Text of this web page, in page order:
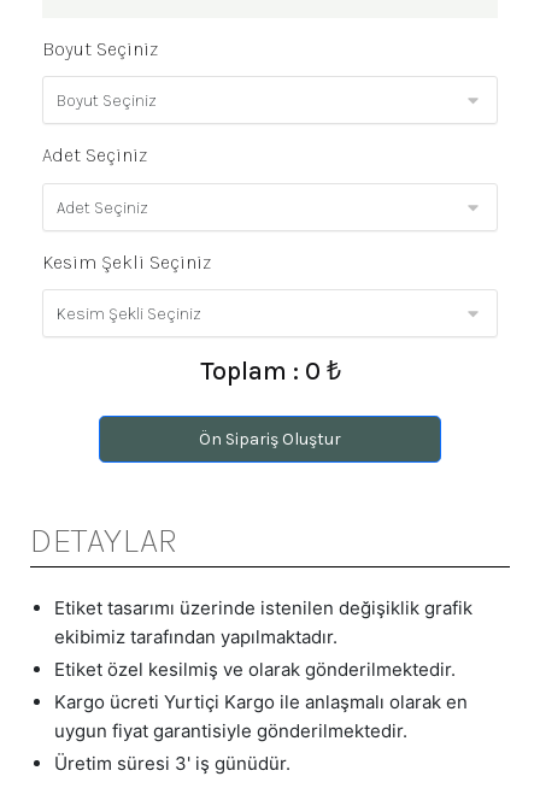
Boyut Seçiniz
Adet Seçiniz
Kesim Şekli Seçiniz
Toplam : 0 ₺
Ön Sipariş Oluştur
DETAYLAR
Etiket tasarımı üzerinde istenilen değişiklik grafik
ekibimiz tarafından yapılmaktadır.
Etiket özel kesilmiş ve olarak gönderilmektedir.
Kargo ücreti Yurtiçi Kargo ile anlaşmalı olarak en
uygun fiyat garantisiyle gönderilmektedir.
Üretim süresi 3' iş günüdür.